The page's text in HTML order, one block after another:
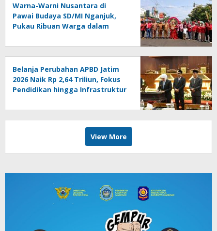
Warna-Warni Nusantara di
Pawai Budaya SD/MI Nganjuk,
Pukau Ribuan Warga dalam
Belanja Perubahan APBD Jatim
2026 Naik Rp 2,64 Triliun, Fokus
Pendidikan hingga Infrastruktur
View More